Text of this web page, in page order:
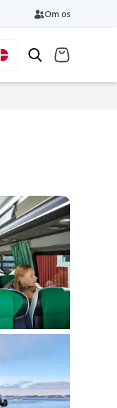
Om os